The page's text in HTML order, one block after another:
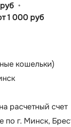
1 000 руб
кошельки)
расчетный счет
по г. Минск,